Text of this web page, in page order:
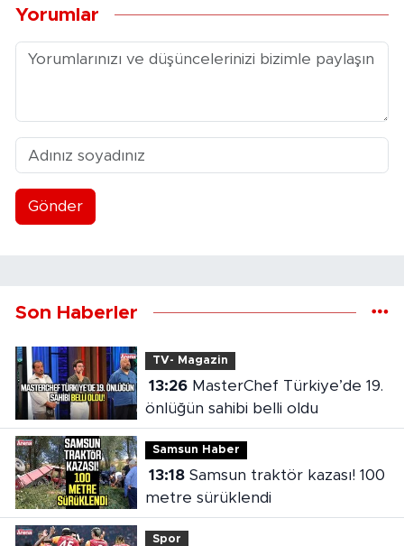
Yorumlar
Gönder
Son Haberler
TV- Magazin
13:26MasterChef Türkiye’de 19.
önlüğün sahibi belli oldu
Samsun Haber
13:18Samsun traktör kazası! 100
metre sürüklendi
Spor